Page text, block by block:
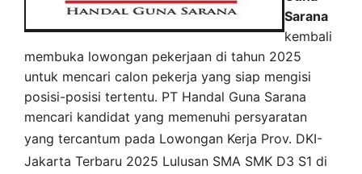
Sarana
kembali
membuka lowongan pekerjaan di tahun 2025
untuk mencari calon pekerja yang siap mengisi
posisi-posisi tertentu. PT Handal Guna Sarana
mencari kandidat yang memenuhi persyaratan
yang tercantum pada Lowongan Kerja Prov. DKI-
Jakarta Terbaru 2025 Lulusan SMA SMK D3 S1 di